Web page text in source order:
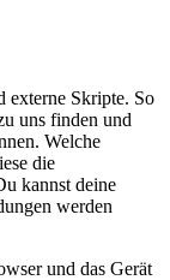
externe Skripte. So
uns finden und
Welche
die
kannst deine
werden
und das Gerät